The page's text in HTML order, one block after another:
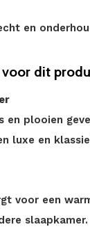
en
dit
en plooien
luxe en
voor een
slaapkamer.